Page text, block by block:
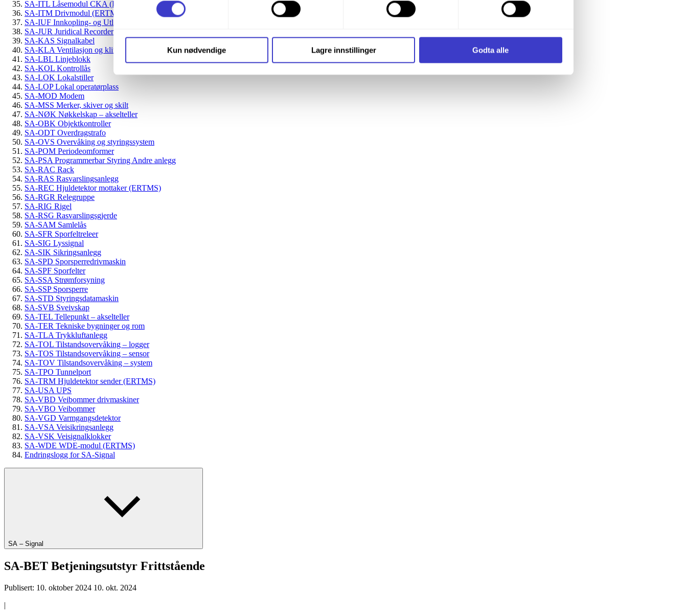
Du kan lese mer om hvordan vi bruker informasjonskapsler og annen teknologi, og hvordan vi samler inn og behandler
personopplysninger på vår side
Informasjonskapsler (Cookies)
Kun nødvendige Lagre innstillinger Godta alle
SA-ITL Låsemodul CKA (ERTMS)
SA-ITM Drivmodul (ERTMS)
SA-IUF Innkopling- og Utløsningsfelter
SA-JUR Juridical Recorder
SA-KAS Signalkabel
SA-KLA Ventilasjon og klimaanlegg
SA-LBL Linjeblokk
SA-KOL Kontrollås
SA-LOK Lokalstiller
SA-LOP Lokal operatørplass
SA-MOD Modem
SA-MSS Merker, skiver og skilt
SA-NØK Nøkkelskap – akselteller
SA-OBK Objektkontroller
SA-ODT Overdragstrafo
SA-OVS Overvåking og styringssystem
SA-POM Periodeomformer
SA-PSA Programmerbar Styring Andre anlegg
SA-RAC Rack
SA-RAS Rasvarslingsanlegg
SA-REC Hjuldetektor mottaker (ERTMS)
SA-RGR Relegruppe
SA-RIG Rigel
SA-RSG Rasvarslingsgjerde
SA-SAM Samlelås
SA-SFR Sporfeltreleer
SA-SIG Lyssignal
SA-SIK Sikringsanlegg
SA-SPD Sporsperredrivmaskin
SA-SPF Sporfelter
SA-SSA Strømforsyning
SA-SSP Sporsperre
SA-STD Styringsdatamaskin
SA-SVB Sveivskap
SA-TEL Tellepunkt – akselteller
SA-TER Tekniske bygninger og rom
SA-TLA Trykkluftanlegg
SA-TOL Tilstandsovervåking – logger
SA-TOS Tilstandsovervåking – sensor
SA-TOV Tilstandsovervåking – system
SA-TPO Tunnelport
SA-TRM Hjuldetektor sender (ERTMS)
SA-USA UPS
SA-VBD Veibommer drivmaskiner
SA-VBO Veibommer
SA-VGD Varmgangsdetektor
SA-VSA Veisikringsanlegg
SA-VSK Veisignalklokker
SA-WDE WDE-modul (ERTMS)
Endringslogg for SA-Signal
SA – Signal
SA-BET Betjeningsutstyr Frittstående
Publisert: 10. oktober 2024 10. okt. 2024
|